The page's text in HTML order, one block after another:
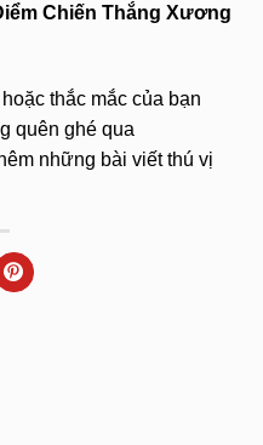
Chiến Thắng Xương
thắc mắc của bạn
quên ghé qua
những bài viết thú vị